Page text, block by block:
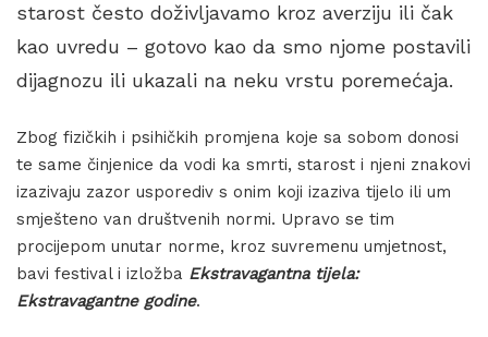
starost često doživljavamo kroz averziju ili čak
kao uvredu – gotovo kao da smo njome postavili
dijagnozu ili ukazali na neku vrstu poremećaja.
Zbog fizičkih i psihičkih promjena koje sa sobom donosi
te same činjenice da vodi ka smrti, starost i njeni znakovi
izazivaju zazor usporediv s onim koji izaziva tijelo ili um
smješteno van društvenih normi. Upravo se tim
procijepom unutar norme, kroz suvremenu umjetnost,
bavi festival i izložba Ekstravagantna tijela:
Ekstravagantne godine.